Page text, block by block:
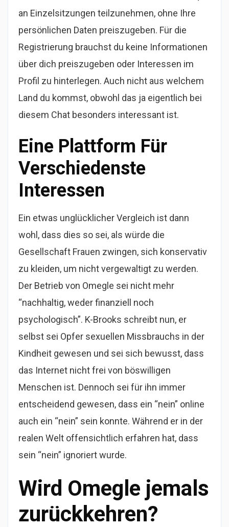
an Einzelsitzungen teilzunehmen, ohne Ihre
persönlichen Daten preiszugeben. Für die
Registrierung brauchst du keine Informationen
über dich preiszugeben oder Interessen im
Profil zu hinterlegen. Auch nicht aus welchem
Land du kommst, obwohl das ja eigentlich bei
diesem Chat besonders interessant ist.
Eine Plattform Für
Verschiedenste
Interessen
Ein etwas unglücklicher Vergleich ist dann
wohl, dass dies so sei, als würde die
Gesellschaft Frauen zwingen, sich konservativ
zu kleiden, um nicht vergewaltigt zu werden.
Der Betrieb von Omegle sei nicht mehr
“nachhaltig, weder finanziell noch
psychologisch”. K-Brooks schreibt nun, er
selbst sei Opfer sexuellen Missbrauchs in der
Kindheit gewesen und sei sich bewusst, dass
das Internet nicht frei von böswilligen
Menschen ist. Dennoch sei für ihn immer
entscheidend gewesen, dass ein “nein” online
auch ein “nein” sein konnte. Während er in der
realen Welt offensichtlich erfahren hat, dass
sein “nein” ignoriert wurde.
Wird Omegle jemals
zurückkehren?